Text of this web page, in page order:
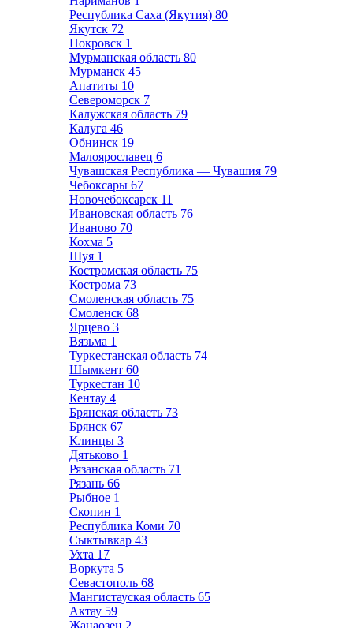
Республика Саха (Якутия) 80
Якутск 72
Покровск 1
Мурманская область 80
Мурманск 45
Апатиты 10
Североморск 7
Калужская область 79
Калуга 46
Обнинск 19
Малоярославец 6
Чувашская Республика — Чувашия 79
Чебоксары 67
Новочебоксарск 11
Ивановская область 76
Иваново 70
Кохма 5
Шуя 1
Костромская область 75
Кострома 73
Смоленская область 75
Смоленск 68
Ярцево 3
Вязьма 1
Туркестанская область 74
Шымкент 60
Туркестан 10
Кентау 4
Брянская область 73
Брянск 67
Клинцы 3
Дятьково 1
Рязанская область 71
Рязань 66
Рыбное 1
Скопин 1
Республика Коми 70
Сыктывкар 43
Ухта 17
Воркута 5
Севастополь 68
Мангистауская область 65
Актау 59
Жанаозен 2